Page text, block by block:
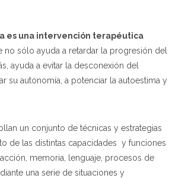
es una intervención terapéutica
no sólo ayuda a retardar la progresión del
ayuda a evitar la desconexión del
su autonomía, a potenciar la autoestima y
un conjunto de técnicas y estrategias
de las distintas capacidades y funciones
memoria, lenguaje, procesos de
una serie de situaciones y